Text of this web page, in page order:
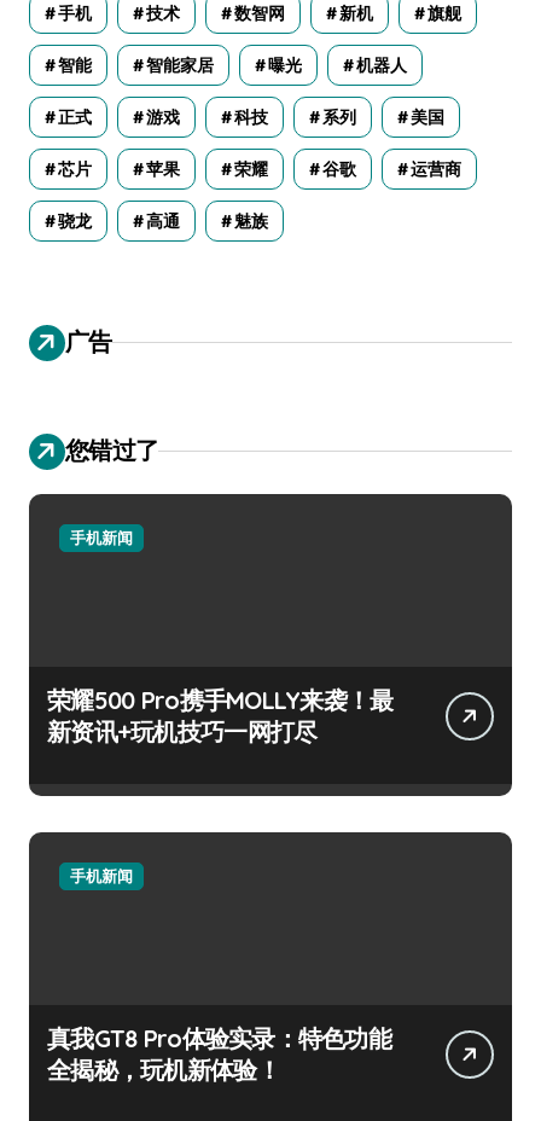
手机 技术 数智网 新机 旗舰
智能 智能家居 曝光 机器人
正式 游戏 科技 系列 美国
芯片 苹果 荣耀 谷歌 运营商
骁龙 高通 魅族
广告
您错过了
手机新闻
荣耀500 Pro携手MOLLY来袭！最
新资讯+玩机技巧一网打尽
手机新闻
真我GT8 Pro体验实录：特色功能
全揭秘，玩机新体验！